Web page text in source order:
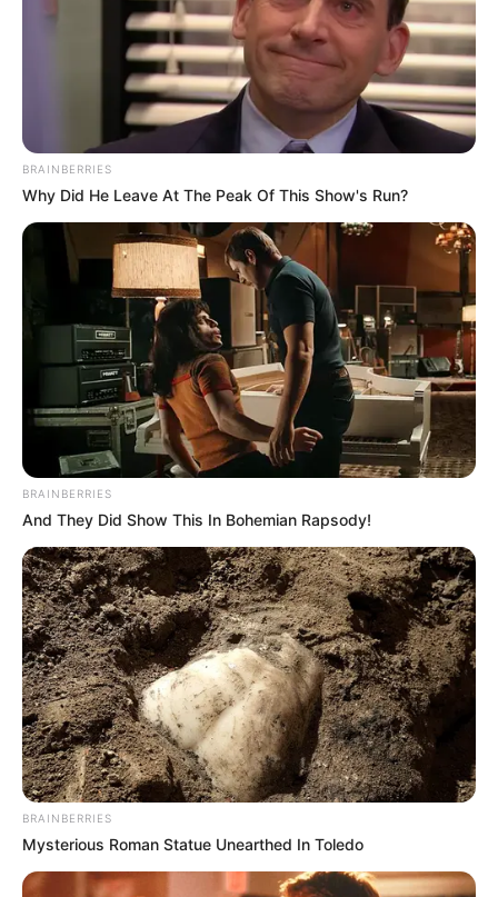
BRAINBERRIES
Why Did He Leave At The Peak Of This Show's Run?
BRAINBERRIES
And They Did Show This In Bohemian Rapsody!
BRAINBERRIES
Mysterious Roman Statue Unearthed In Toledo